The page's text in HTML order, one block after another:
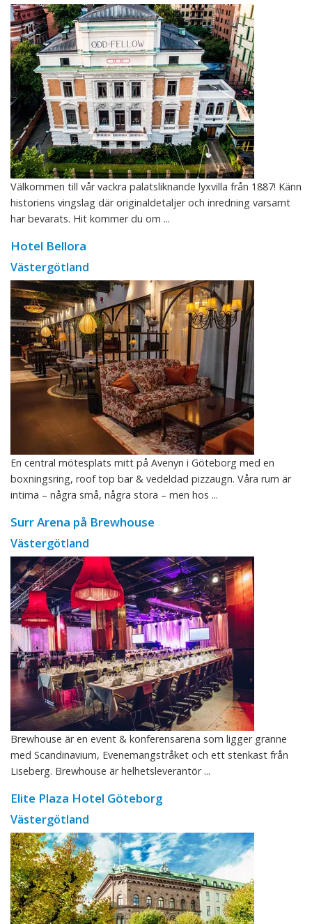
Välkommen till vår vackra palatsliknande lyxvilla från 1887! Känn
historiens vingslag där originaldetaljer och inredning varsamt
har bevarats. Hit kommer du om ...
Hotel Bellora
Västergötland
En central mötesplats mitt på Avenyn i Göteborg med en
boxningsring, roof top bar & vedeldad pizzaugn. Våra rum är
intima – några små, några stora – men hos ...
Surr Arena på Brewhouse
Västergötland
Brewhouse är en event & konferensarena som ligger granne
med Scandinavium, Evenemangstråket och ett stenkast från
Liseberg. Brewhouse är helhetsleverantör ...
Elite Plaza Hotel Göteborg
Västergötland